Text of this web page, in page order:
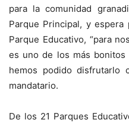
para la comunidad
Parque Principal, y
Parque Educativo, “para
es uno de los más
hemos podido disfrutarlo
mandatario.
De los 21 Parques